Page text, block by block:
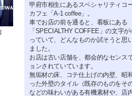
甲府市相生にあるスペシャリティコ
カフェ「A-1 coffee」。
車でお店の前を通ると、看板にある
「SPECIALTHY COFFEE」の文字
っていて、どんなものか試そうと思
ました。
お店は古い店舗を、都会的なセンス
ョンされていています。
無垢材の床、コテ仕上げの内壁、昭
った外壁のタイル（既存のものをそ
などの味わいがある有機素材や、店